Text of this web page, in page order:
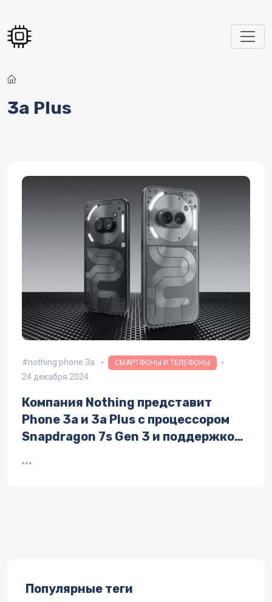
3a Plus
nothing phone 3a СМАРТФОНЫ И ТЕЛЕФОНЫ
24 декабря 2024
Компания Nothing представит
Phone 3a и 3a Plus с процессором
Snapdragon 7s Gen 3 и поддержкой
Популярные теги